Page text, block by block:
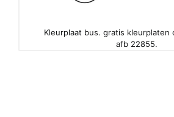
Kleurplaat bus. gratis kleurplaten
afb 22855.